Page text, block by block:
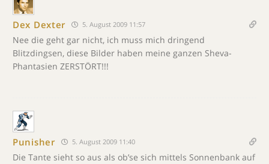
Dex Dexter 5. August 2009 11:57
Nee die geht gar nicht, ich muss mich dringend
Blitzdingsen, diese Bilder haben meine ganzen Sheva-
Phantasien ZERSTÖRT!!!
Punisher 5. August 2009 11:40
Die Tante sieht so aus als ob’se sich mittels Sonnenbank auf